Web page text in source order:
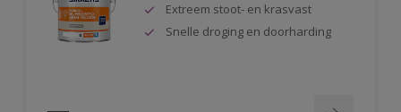
Extreem stoot- en krasvast
Snelle droging en doorharding